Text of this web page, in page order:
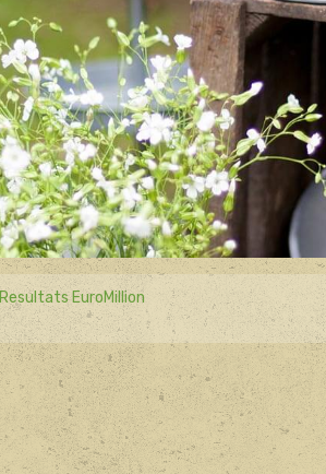
Resultats EuroMillion